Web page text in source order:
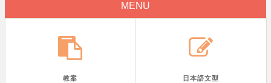
MENU
教案 日本語文型